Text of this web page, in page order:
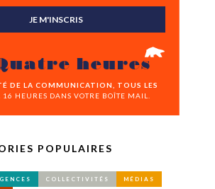
JE M'INSCRIS
heures
DE LA COMMUNICATION, TOUS LES
16 HEURES DANS VOTRE BOÎTE MAIL.
POPULAIRES
COLLECTIVITÉS MÉDIAS